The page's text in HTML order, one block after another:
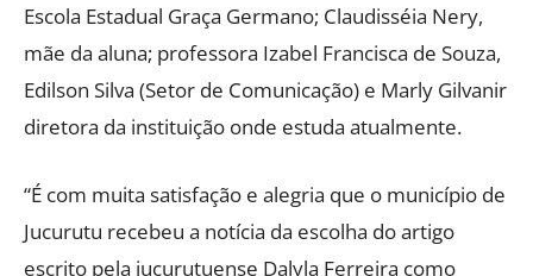
Escola Estadual Graça Germano; Claudisséia Nery,
mãe da aluna; professora Izabel Francisca de Souza,
Edilson Silva (Setor de Comunicação) e Marly Gilvanir
diretora da instituição onde estuda atualmente.
“É com muita satisfação e alegria que o município de
Jucurutu recebeu a notícia da escolha do artigo
escrito pela jucurutuense Dalyla Ferreira como